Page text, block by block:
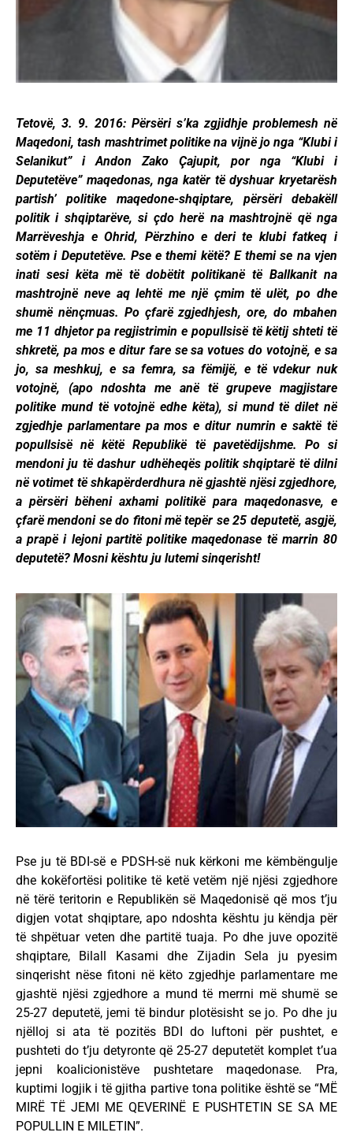
Tetovë, 3. 9. 2016: Përsëri s’ka zgjidhje problemesh në
Maqedoni, tash mashtrimet politike na vijnë jo nga “Klubi i
Selanikut” i Andon Zako Çajupit, por nga “Klubi i
Deputetëve” maqedonas, nga katër të dyshuar kryetarësh
partish’ politike maqedone-shqiptare, përsëri debakëll
politik i shqiptarëve, si çdo herë na mashtrojnë që nga
Marrëveshja e Ohrid, Përzhino e deri te klubi fatkeq i
sotëm i Deputetëve. Pse e themi këtë? E themi se na vjen
inati sesi këta më të dobëtit politikanë të Ballkanit na
mashtrojnë neve aq lehtë me një çmim të ulët, po dhe
shumë nënçmuas. Po çfarë zgjedhjesh, ore, do mbahen
me 11 dhjetor pa regjistrimin e popullsisë të këtij shteti të
shkretë, pa mos e ditur fare se sa votues do votojnë, e sa
jo, sa meshkuj, e sa femra, sa fëmijë, e të vdekur nuk
votojnë, (apo ndoshta me anë të grupeve magjistare
politike mund të votojnë edhe këta), si mund të dilet në
zgjedhje parlamentare pa mos e ditur numrin e saktë të
popullsisë në këtë Republikë të pavetëdijshme. Po si
mendoni ju të dashur udhëheqës politik shqiptarë të dilni
në votimet të shkapërderdhura në gjashtë njësi zgjedhore,
a përsëri bëheni axhami politikë para maqedonasve, e
çfarë mendoni se do fitoni më tepër se 25 deputetë, asgjë,
a prapë i lejoni partitë politike maqedonase të marrin 80
deputetë? Mosni kështu ju lutemi sinqerisht!
Pse ju të BDI-së e PDSH-së nuk kërkoni me këmbëngulje
dhe kokëfortësi politike të ketë vetëm një njësi zgjedhore
në tërë teritorin e Republikën së Maqedonisë që mos t’ju
digjen votat shqiptare, apo ndoshta kështu ju këndja për
të shpëtuar veten dhe partitë tuaja. Po dhe juve opozitë
shqiptare, Bilall Kasami dhe Zijadin Sela ju pyesim
sinqerisht nëse fitoni në këto zgjedhje parlamentare me
gjashtë njësi zgjedhore a mund të merrni më shumë se
25-27 deputetë, jemi të bindur plotësisht se jo. Po dhe ju
njëlloj si ata të pozitës BDI do luftoni për pushtet, e
pushteti do t’ju detyronte që 25-27 deputetët komplet t’ua
jepni koalicionistëve pushtetare maqedonase. Pra,
kuptimi logjik i të gjitha partive tona politike është se “MË
MIRË TË JEMI ME QEVERINË E PUSHTETIN SE SA ME
POPULLIN E MILETIN”.